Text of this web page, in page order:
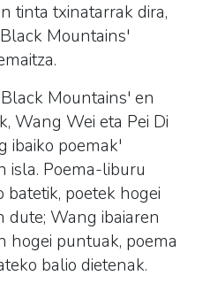
tinta txinatarrak dira,
Mountains'
Mountains' en
Wang Wei eta Pei Di
ibaiko poemak'
isla. Poema-liburu
batetik, poetek hogei
dute; Wang ibaiaren
hogei puntuak, poema
balio dietenak.